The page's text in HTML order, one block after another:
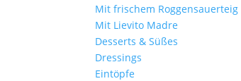
Mit frischem Roggensauerteig
Mit Lievito Madre
Desserts & Süßes
Dressings
Eintöpfe